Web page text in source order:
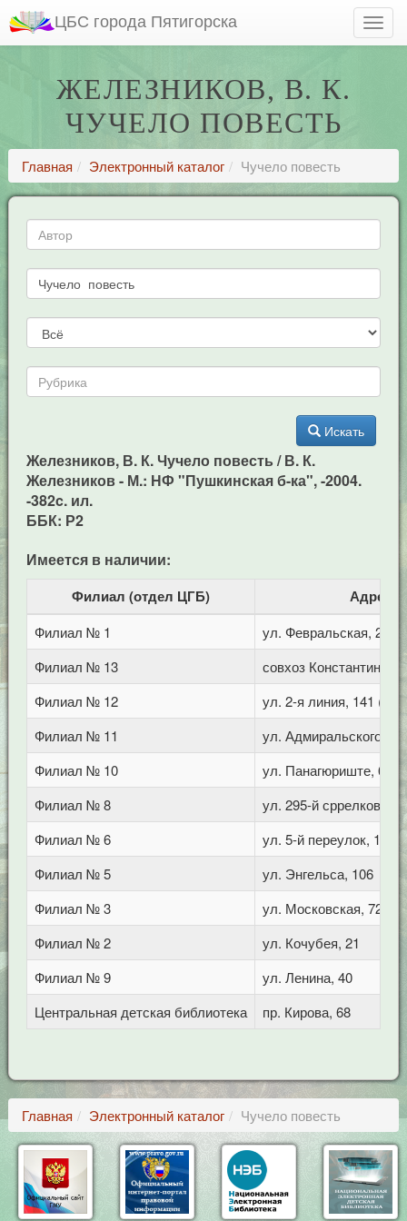
ЦБС города Пятигорска
ЖЕЛЕЗНИКОВ, В. К.
ЧУЧЕЛО ПОВЕСТЬ
Главная Электронный каталог Чучело повесть
Искать
Железников, В. К. Чучело повесть / В. К.
Железников - М.: НФ "Пушкинская б-ка", -2004.
-382c. ил.
ББК: Р2
Имеется в наличии:
Филиал (отдел ЦГБ) Адрес
Филиал № 1
ул. Февральская, 283
Филиал № 13
совхоз
Филиал № 12
ул. 2-я линия, 141
Филиал № 11
ул. Адмиральского, 8
Филиал № 10
ул. Панагюриште, 6
Филиал № 8
ул. 295-й сррелковой
Филиал № 6
ул. 5-й переулок, 1
Филиал № 5
ул. Энгельса, 106
Филиал № 3
ул. Московская, 72/1
Филиал № 2
ул. Кочубея, 21
Филиал № 9
ул. Ленина, 40
Центральная детская библиотека
пр. Кирова, 68
Главная Электронный каталог Чучело повесть